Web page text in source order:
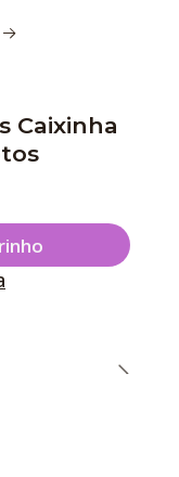
Caixinha